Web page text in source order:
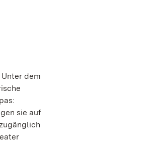
dem
sie auf